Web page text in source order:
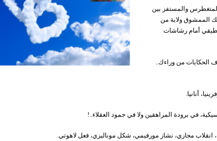
والمستفز بين
الممشوق ولاية من
أمام رشاشات
الحكايات من وراءك..
أنانيا.
في برودة المراهقين ولا في جمود العقلاء..!
انقلاب مجازي، نشاز مورفيمي، شكل موناليزي، فعل لاهوتي.